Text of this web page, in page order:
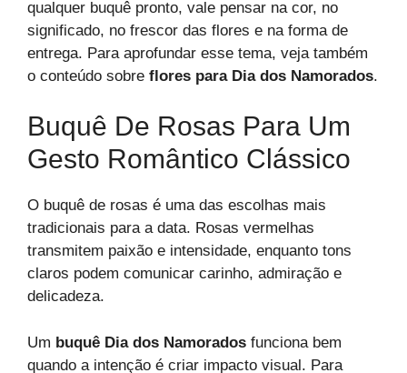
qualquer buquê pronto, vale pensar na cor, no
significado, no frescor das flores e na forma de
entrega. Para aprofundar esse tema, veja também
o conteúdo sobre flores para Dia dos Namorados.
Buquê De Rosas Para Um
Gesto Romântico Clássico
O buquê de rosas é uma das escolhas mais
tradicionais para a data. Rosas vermelhas
transmitem paixão e intensidade, enquanto tons
claros podem comunicar carinho, admiração e
delicadeza.
Um buquê Dia dos Namorados funciona bem
quando a intenção é criar impacto visual. Para